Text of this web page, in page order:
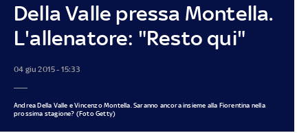
Della Valle pressa Montella.
L'allenatore: "Resto qui"
04 giu 2015 - 15:33
Andrea Della Valle e Vincenzo Montella. Saranno ancora insieme alla Fiorentina nella
prossima stagione? (Foto Getty)